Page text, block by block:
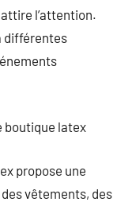
l’attention.
différentes
boutique latex
propose une
vêtements, des